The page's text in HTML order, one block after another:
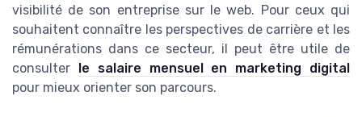
visibilité de son entreprise sur le web. Pour ceux qui
souhaitent connaître les perspectives de carrière et les
rémunérations dans ce secteur, il peut être utile de
consulter
le salaire mensuel en marketing digital
pour mieux orienter son parcours.